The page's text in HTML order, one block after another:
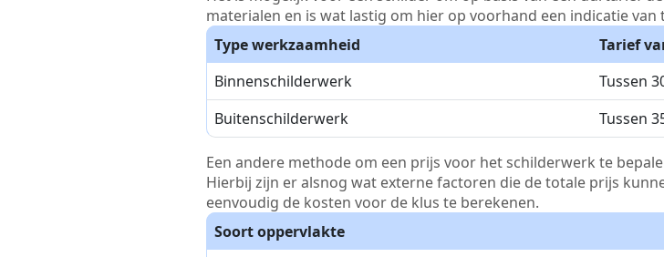
materialen en is wat lastig om hier op voorhand een indicatie van
Type werkzaamheid
Tarief
Binnenschilderwerk
Tussen
Buitenschilderwerk
Tussen
Een andere methode om een prijs voor het schilderwerk te
Hierbij zijn er alsnog wat externe factoren die de totale prijs
eenvoudig de kosten voor de klus te berekenen.
Soort oppervlakte